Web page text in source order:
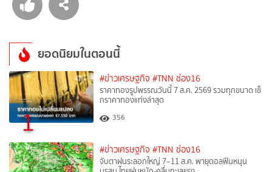
ยอดนิยมในตอนนี้
1
#ข่าวเศรษฐกิจ #TNN ช่อง16
ราคาทองรูปพรรณวันนี้ 7 ส.ค. 2569 รวมทุกขนาด เช็
กราคาทองแท่งล่าสุด
356
#ข่าวเศรษฐกิจ #TNN ช่อง16
จับตาฝนระลอกใหญ่ 7–11 ส.ค. พายุดอลฟินหนุน